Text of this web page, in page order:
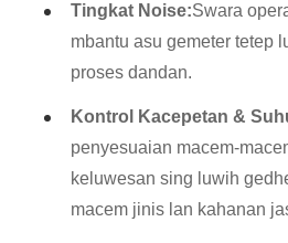
Tingkat Noise:Swara
mbantu asu gemeter tetep
proses dandan.
Kontrol Kacepetan &
penyesuaian macem-
keluwesan sing luwih
macem jinis lan kahanan